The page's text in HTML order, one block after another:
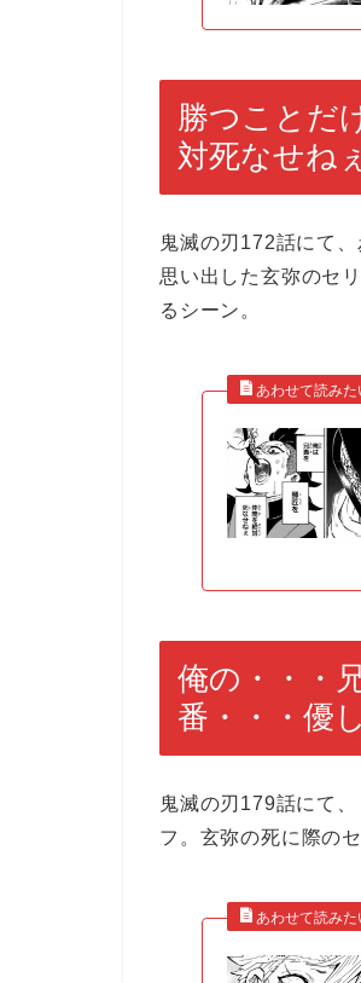
勝つことだ
対死なせねぇ
鬼滅の刃172話にて
思い出した玄弥のセ
るシーン。
俺の・・・
番・・・優
鬼滅の刃179話にて
フ。玄弥の死に際の